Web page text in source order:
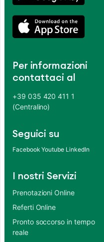
Per informazioni
contattaci al
+39 035 420 411 1
(Centralino)
Seguici su
Facebook Youtube LinkedIn
I nostri Servizi
Prenotazioni Online
Referti Online
Pronto soccorso in tempo
reale